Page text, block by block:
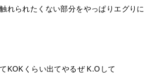
れられたくない部分をやっぱりエグりに
KOKくらい出てやるぜ K.Oして